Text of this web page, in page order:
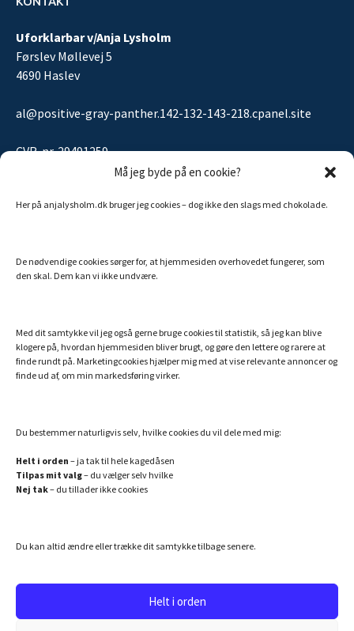
Må jeg byde på en cookie?
Her på anjalysholm.dk bruger jeg cookies – dog ikke den slags med chokolade.
De nødvendige cookies sørger for, at hjemmesiden overhovedet fungerer, som
den skal. Dem kan vi ikke undvære.
Med dit samtykke vil jeg også gerne bruge cookies til statistik, så jeg kan blive
klogere på, hvordan hjemmesiden bliver brugt, og gøre den lettere og rarere at
finde rundt på. Marketingcookies hjælper mig med at vise relevante annoncer og
finde ud af, om min markedsføring virker.
Du bestemmer naturligvis selv, hvilke cookies du vil dele med mig:
Helt i orden – ja tak til hele kagedåsen
Tilpas mit valg– du vælger selv hvilke
Nej tak– du tillader ikke cookies
Du kan altid ændre eller trække dit samtykke tilbage senere.
Helt i orden
Uforklarbar v/Anja Lysholm
Førslev Møllevej 5
4690 Haslev
al@positive-gray-panther.142-132-143-218.cpanel.site
CVR-nr. 29491259
MINE ANDRE SIDER
Efterlivet.dk
Essentielle olier fra doTERRA
Hemi-Sync – din danske guide
Verdens bedste collagenpulver med NMN og resveratrol
SAMARBEJDSPARTNERE JEG ANBEFALER
Produktion, mix, mastering